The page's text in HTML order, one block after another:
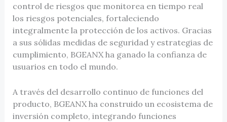
control de riesgos que monitorea en tiempo real
los riesgos potenciales, fortaleciendo
integralmente la protección de los activos. Gracias
a sus sólidas medidas de seguridad y estrategias de
cumplimiento, BGEANX ha ganado la confianza de
usuarios en todo el mundo.
A través del desarrollo continuo de funciones del
producto, BGEANX ha construido un ecosistema de
inversión completo, integrando funciones